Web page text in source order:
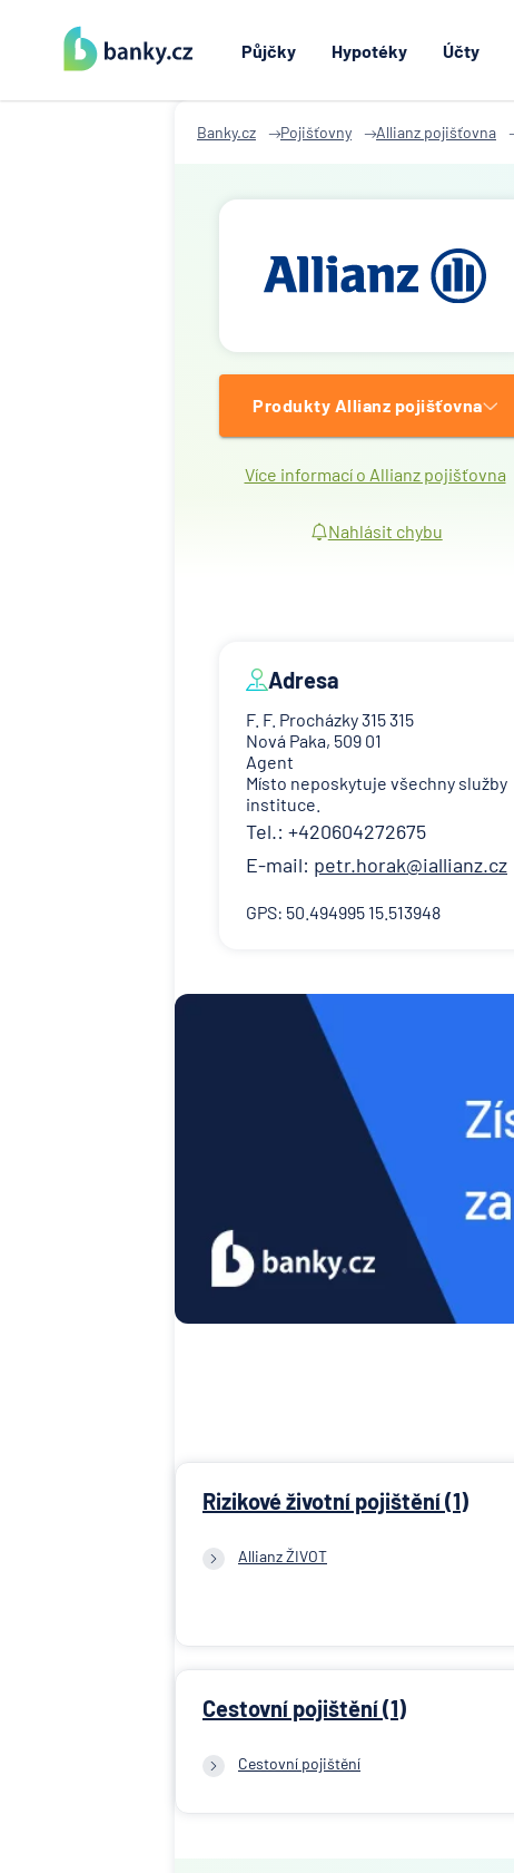
Půjčky Hypotéky Účty
Banky.cz Pojišťovny Allianz pojišťovna
Produkty Allianz pojišťovna
Více informací o Allianz pojišťovna
Nahlásit chybu
Adresa
F. F. Procházky 315 315
Nová Paka, 509 01
Agent
Místo neposkytuje všechny služby
instituce.
Tel.: +420604272675
E-mail: petr.horak@iallianz.cz
GPS: 50.494995 15.513948
Rizikové životní pojištění (1)
Allianz ŽIVOT
Cestovní pojištění (1)
Cestovní pojištění